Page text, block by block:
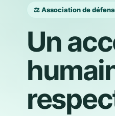
⚖️ Association de
Un